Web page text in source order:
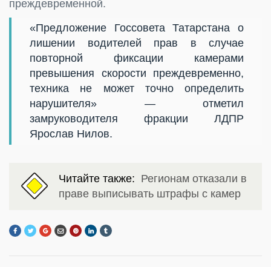
преждевременной.
«Предложение Госсовета Татарстана о
лишении водителей прав в случае
повторной фиксации камерами
превышения скорости преждевременно,
техника не может точно определить
нарушителя» — отметил
замруководителя фракции ЛДПР
Ярослав Нилов.
Читайте также: Регионам отказали в
праве выписывать штрафы с камер